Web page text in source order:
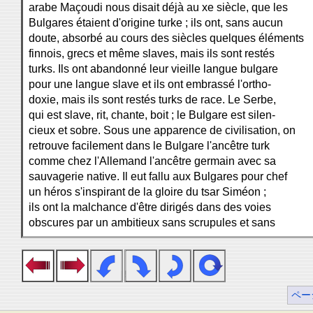
arabe Maçoudi nous disait déjà au xe siècle, que les
Bulgares étaient d'origine turke ; ils ont, sans aucun
doute, absorbé au cours des siècles quelques éléments
finnois, grecs et même slaves, mais ils sont restés
turks. Ils ont abandonné leur vieille langue bulgare
pour une langue slave et ils ont embrassé l'ortho-
doxie, mais ils sont restés turks de race. Le Serbe,
qui est slave, rit, chante, boit ; le Bulgare est silen-
cieux et sobre. Sous une apparence de civilisation, on
retrouve facilement dans le Bulgare l'ancêtre turk
comme chez l'Allemand l'ancêtre germain avec sa
sauvagerie native. Il eut fallu aux Bulgares pour chef
un héros s'inspirant de la gloire du tsar Siméon ;
ils ont la malchance d'être dirigés dans des voies
obscures par un ambitieux sans scrupules et sans
ペー